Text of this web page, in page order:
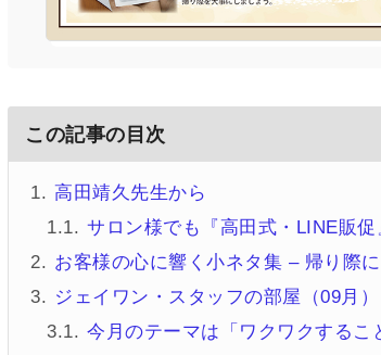
この記事の目次
高田靖久先生から
サロン様でも『高田式・LINE販
お客様の心に響く小ネタ集 – 帰り際に
ジェイワン・スタッフの部屋（09月）
今月のテーマは「ワクワクするこ